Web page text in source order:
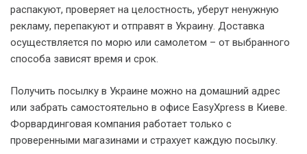
распакуют, проверяет на целостность, уберут ненужную
рекламу, перепакуют и отправят в Украину. Доставка
осуществляется по морю или самолетом – от выбранного
способа зависят время и срок.
Получить посылку в Украине можно на домашний адрес
или забрать самостоятельно в офисе EasyXpress в Киеве.
Форвардинговая компания работает только с
проверенными магазинами и страхует каждую посылку.